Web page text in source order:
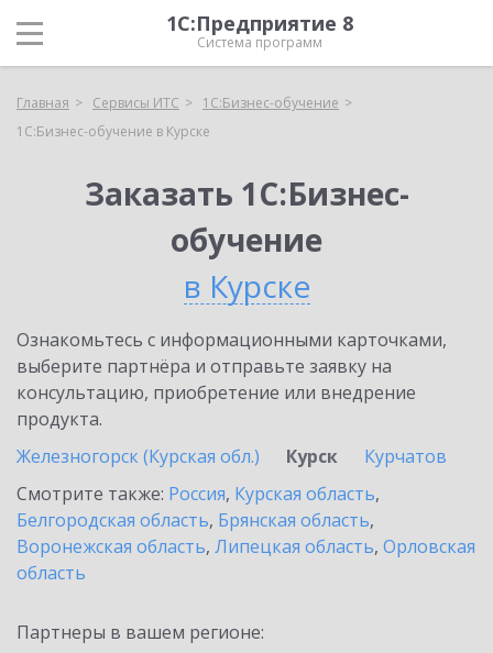
1С:Предприятие 8
Система программ
Главная Сервисы ИТС
1С:Бизнес-обучение
1С:Бизнес-обучение в Курске
Заказать 1С:Бизнес-
обучение
в Курске
Ознакомьтесь с информационными карточками,
выберите партнёра и отправьте заявку на
консультацию, приобретение или внедрение
продукта.
Железногорск (Курская обл.)
Курск
Курчатов
Смотрите также: Россия, Курская область,
Белгородская область, Брянская область,
Воронежская область, Липецкая область, Орловская
область
Партнеры в вашем регионе: